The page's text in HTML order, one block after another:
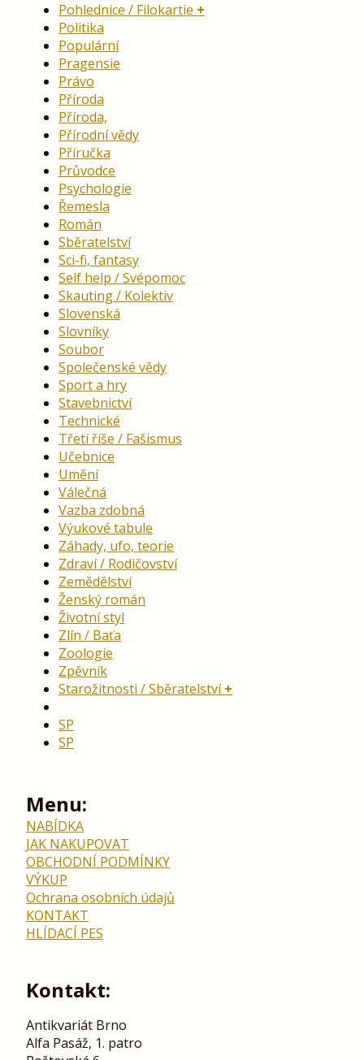
Pohlednice / Filokartie
Politika
Populární
Pragensie
Právo
Příroda
Příroda,
Přírodní vědy
Příručka
Průvodce
Psychologie
Řemesla
Román
Sběratelství
Sci-fi, fantasy
Self help / Svépomoc
Skauting / Kolektiv
Slovenská
Slovníky
Soubor
Společenské vědy
Sport a hry
Stavebnictví
Technické
Třetí říše / Fašismus
Učebnice
Umění
Válečná
Vazba zdobná
Výukové tabule
Záhady, ufo, teorie
Zdraví / Rodičovství
Zemědělství
Ženský román
Životní styl
Zlín / Baťa
Zoologie
Zpěvník
Starožitnosti / Sběratelství
SP
SP
Menu:
NABÍDKA
JAK NAKUPOVAT
OBCHODNÍ PODMÍNKY
VÝKUP
Ochrana osobních údajů
KONTAKT
HLÍDACÍ PES
Kontakt:
Antikvariát Brno
Alfa Pasáž, 1. patro